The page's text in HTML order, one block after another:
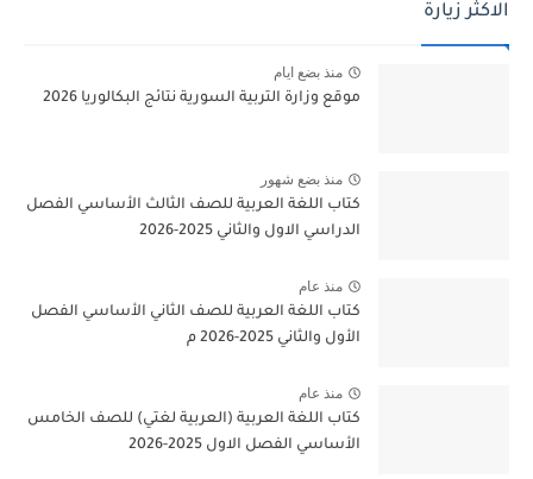
الاكثر زيارة
منذ بضع ايام
موقع وزارة التربية السورية نتائج البكالوريا 2026
منذ بضع شهور
كتاب اللغة العربية للصف الثالث الأساسي الفصل
الدراسي الاول والثاني 2025-2026
منذ عام
كتاب اللغة العربية للصف الثاني الأساسي الفصل
الأول والثاني 2025-2026 م
منذ عام
كتاب اللغة العربية (العربية لغتي) للصف الخامس
الأساسي الفصل الاول 2025-2026